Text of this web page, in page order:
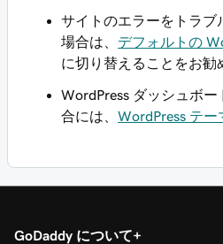
サイトのエラーをトラブ
場合は、 デフォルトの
に切り替えることをお勧
WordPress ダッシュボ
合には、 WordPress テー
GoDaddy について